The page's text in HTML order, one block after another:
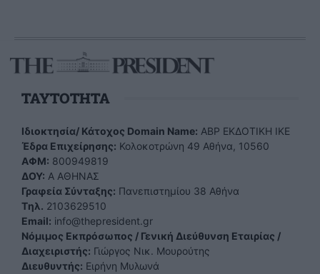
TAYTOTHTA
Ιδιοκτησία/ Κάτοχος Domain Name: ΑBP ΕΚΔΟΤΙΚΗ ΙΚΕ
Έδρα Επιχείρησης: Κολοκοτρώνη 49 Αθήνα, 10560
ΑΦΜ: 800949819
ΔΟΥ: Α ΑΘΗΝΑΣ
Γραφεία Σύνταξης: Πανεπιστημίου 38 Αθήνα
Tηλ. 2103629510
Email: info@thepresident.gr
Νόμιμος Εκπρόσωπος / Γενική Διεύθυνση Εταιρίας /
Διαχειριστής: Γιώργος Νικ. Μουρούτης
Διευθυντής: Ειρήνη Μυλωνά